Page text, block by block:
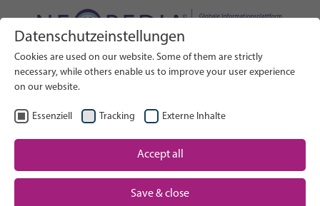
SUCHE
DE Sprache wählen
Neugeborenen-Versorgung:
Webseite durchsuchen
Startseite
Datenschutzeinstellungen
Cookies are used on our website. Some of them are strictly
necessary, while others enable us to improve your user experience
on our website.
Essenziell Tracking Externe Inhalte
Accept all
Save & close